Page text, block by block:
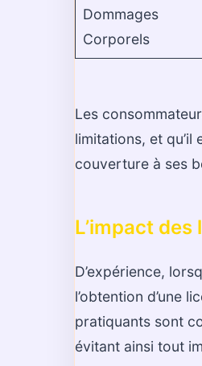
Dommages
Corporels
Les
limitations, et
couverture à ses
L’impact
D’expérience,
l’obtention d’une
pratiquants sont
évitant ainsi tout